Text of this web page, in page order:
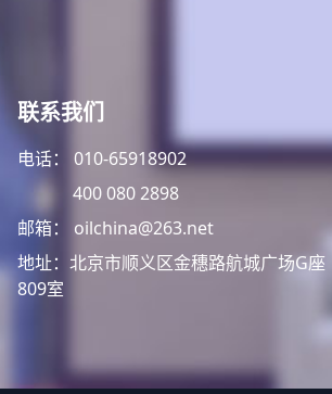
联系我们
电话： 010-65918902
400 080 2898
邮箱： oilchina@263.net
地址：北京市顺义区金穗路航城广场G座
809室